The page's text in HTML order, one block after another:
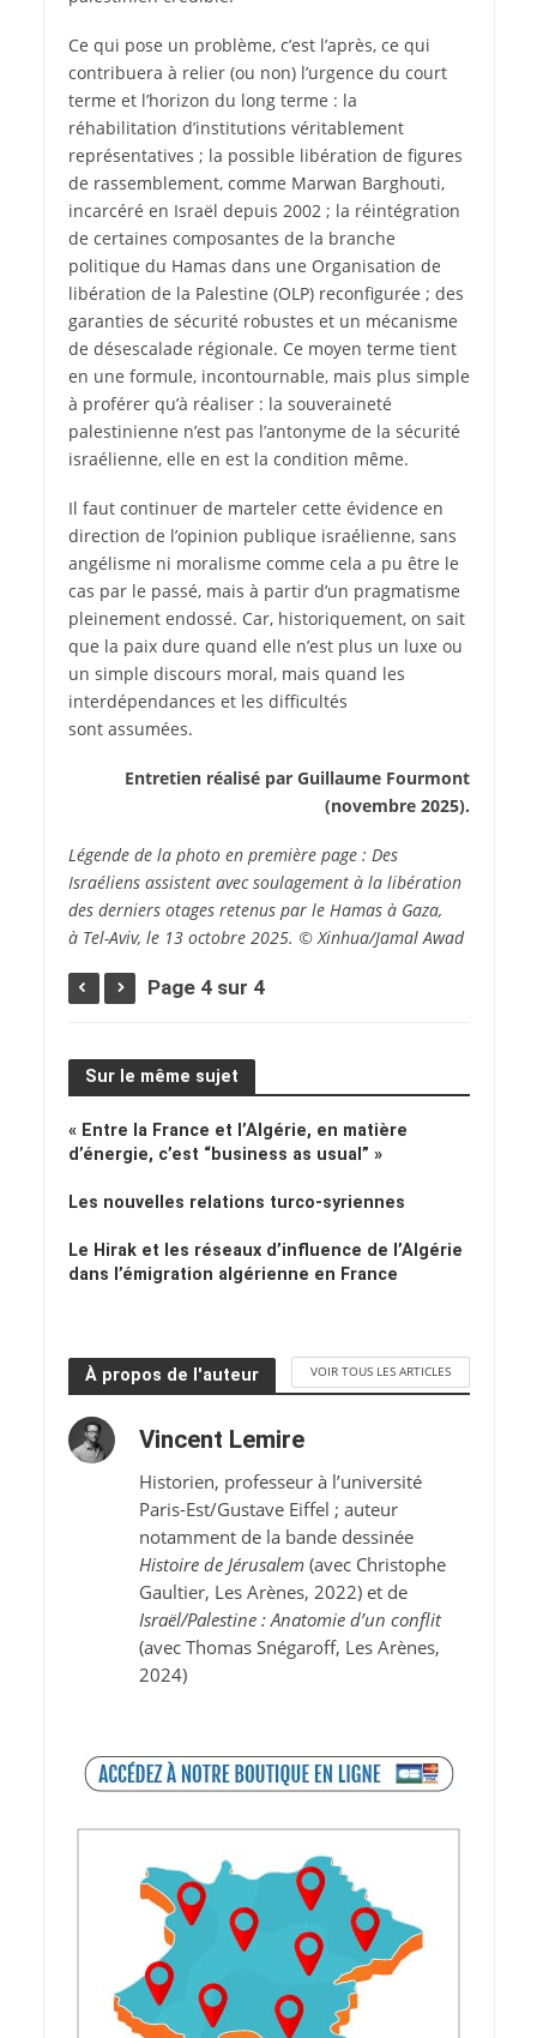
Ce qui pose un problème, c’est l’après, ce qui
contribuera à relier (ou non) l’urgence du court
terme et l’horizon du long terme : la
réhabilitation d’institutions véritablement
représentatives ; la possible libération de figures
de rassemblement, comme Marwan Barghouti,
incarcéré en Israël depuis 2002 ; la réintégration
de certaines composantes de la branche
politique du Hamas dans une Organisation de
libération de la Palestine (OLP) reconfigurée ; des
garanties de sécurité robustes et un mécanisme
de désescalade régionale. Ce moyen terme tient
en une formule, incontournable, mais plus simple
à proférer qu’à réaliser : la souveraineté
palestinienne n’est pas l’antonyme de la sécurité
israélienne, elle en est la condition même.
Il faut continuer de marteler cette évidence en
direction de l’opinion publique israélienne, sans
angélisme ni moralisme comme cela a pu être le
cas par le passé, mais à partir d’un pragmatisme
pleinement endossé. Car, historiquement, on sait
que la paix dure quand elle n’est plus un luxe ou
un simple discours moral, mais quand les
interdépendances et les difficultés
sont assumées.
Entretien réalisé par Guillaume Fourmont
(novembre 2025).
Légende de la photo en première page : Des
Israéliens assistent avec soulagement à la libération
des derniers otages retenus par le Hamas à Gaza,
à Tel-Aviv, le 13 octobre 2025. © Xinhua/Jamal Awad
Page 4 sur 4
Sur le même sujet
« Entre la France et l’Algérie, en matière
d’énergie, c’est “business as usual” »
Les nouvelles relations turco-syriennes
Le Hirak et les réseaux d’influence de l’Algérie
dans l’émigration algérienne en France
À propos de l'auteur VOIR TOUS LES ARTICLES
Vincent Lemire
Historien, professeur à l’université
Paris-Est/Gustave Eiffel ; auteur
notamment de la bande dessinée
Histoire de Jérusalem(avec Christophe
Gaultier, Les Arènes, 2022) et de
Israël/Palestine : Anatomie d’un conflit
(avec Thomas Snégaroff, Les Arènes,
2024)